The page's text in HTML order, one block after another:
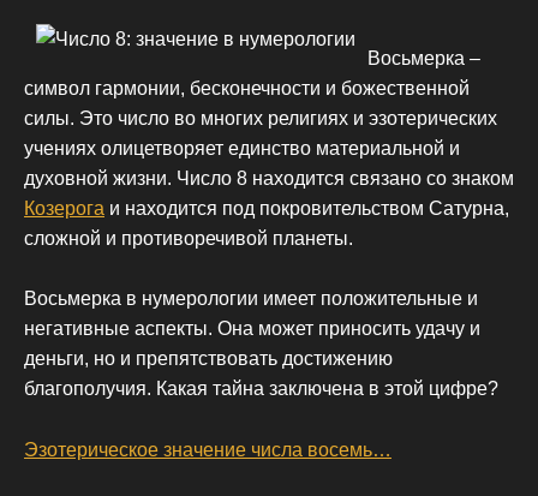
Восьмерка –
символ гармонии, бесконечности и божественной
силы. Это число во многих религиях и эзотерических
учениях олицетворяет единство материальной и
духовной жизни. Число 8 находится связано со знаком
Козерога и находится под покровительством Сатурна,
сложной и противоречивой планеты.
Восьмерка в нумерологии имеет положительные и
негативные аспекты. Она может приносить удачу и
деньги, но и препятствовать достижению
благополучия. Какая тайна заключена в этой цифре?
Эзотерическое значение числа восемь…